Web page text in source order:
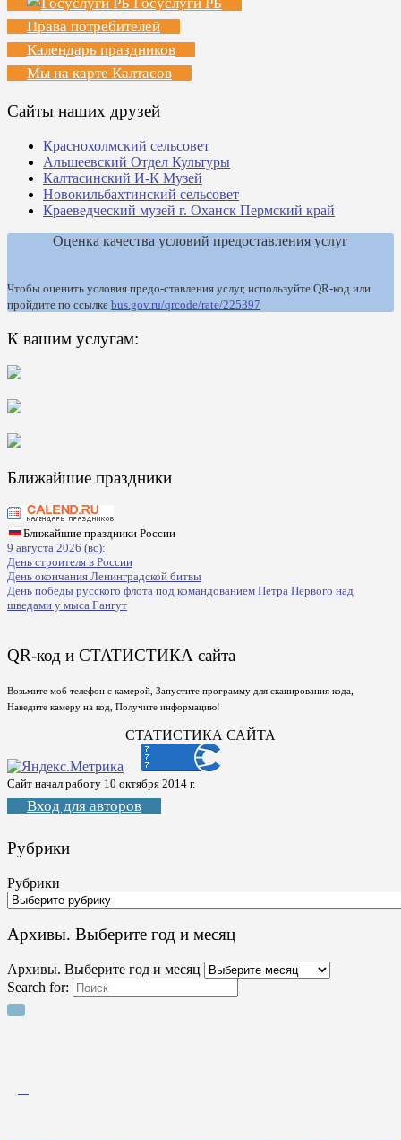
Права потребителей
Календарь праздников
Мы на карте Калтасов
Сайты наших друзей
Краснохолмский сельсовет
Альшеевский Отдел Культуры
Калтасинский И-К Музей
Новокильбахтинский сельсовет
Краеведческий музей г. Оханск Пермский край
Оценка качества условий предоставления услуг
Чтобы оценить условия предо-ставления услуг, используйте QR-код или
пройдите по ссылке bus.gov.ru/qrcode/rate/225397
К вашим услугам:
Ближайшие праздники
Ближайшие праздники России
9 августа 2026 (вс):
День строителя в России
День окончания Ленинградской битвы
День победы русского флота под командованием Петра Первого над
шведами у мыса Гангут
QR-код и СТАТИСТИКА сайта
Возьмите моб телефон с камерой, Запустите программу для сканирования кода,
Наведите камеру на код, Получите информацию!
СТАТИСТИКА САЙТА
Сайт начал работу 10 октября 2014 г.
Вход для авторов
Рубрики
Рубрики
Архивы. Выберите год и месяц
Архивы. Выберите год и месяц
Search for: